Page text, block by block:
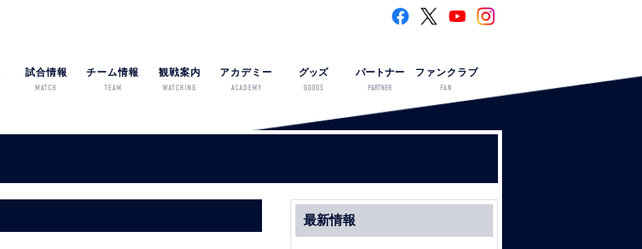
試合情報
MATCH
チーム情報
TEAM
観戦案内
WATCHING
アカデミー
ACADEMY
グッズ
GOODS
パートナー
PARTNER
ファンクラブ
FAN
最新情報